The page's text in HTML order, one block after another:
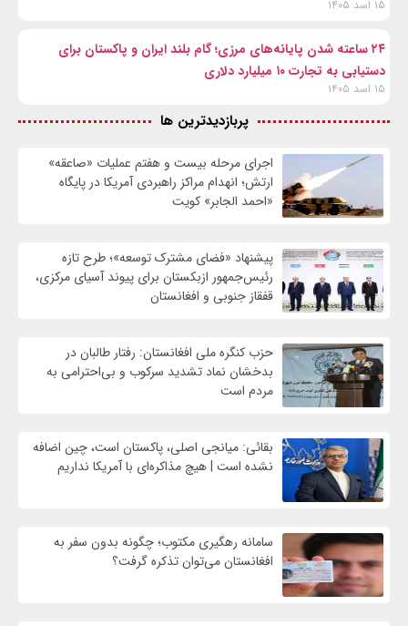
۱۵ اسد ۱۴۰۵
۲۴ ساعته شدن پایانه‌های مرزی؛ گام بلند ایران و پاکستان برای
دستیابی به تجارت ۱۰ میلیارد دلاری
۱۵ اسد ۱۴۰۵
پربازدیدترین ها
اجرای مرحله بیست و هفتم عملیات «صاعقه»
ارتش؛ انهدام مراکز راهبردی آمریکا در پایگاه
«احمد الجابر» کویت
پیشنهاد «فضای مشترک توسعه»؛ طرح تازه
رئیس‌جمهور ازبکستان برای پیوند آسیای مرکزی،
قفقاز جنوبی و افغانستان
حزب کنگره ملی افغانستان: رفتار طالبان در
بدخشان نماد تشدید سرکوب و بی‌احترامی به
مردم است
بقائی: میانجی اصلی، پاکستان است، چین اضافه
نشده است | هیچ مذاکره‌ای با آمریکا نداریم
سامانه رهگیری مکتوب؛ چگونه بدون سفر به
افغانستان می‌توان تذکره گرفت؟